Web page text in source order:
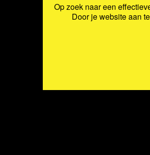
Op zoek naar een
Door je website aan